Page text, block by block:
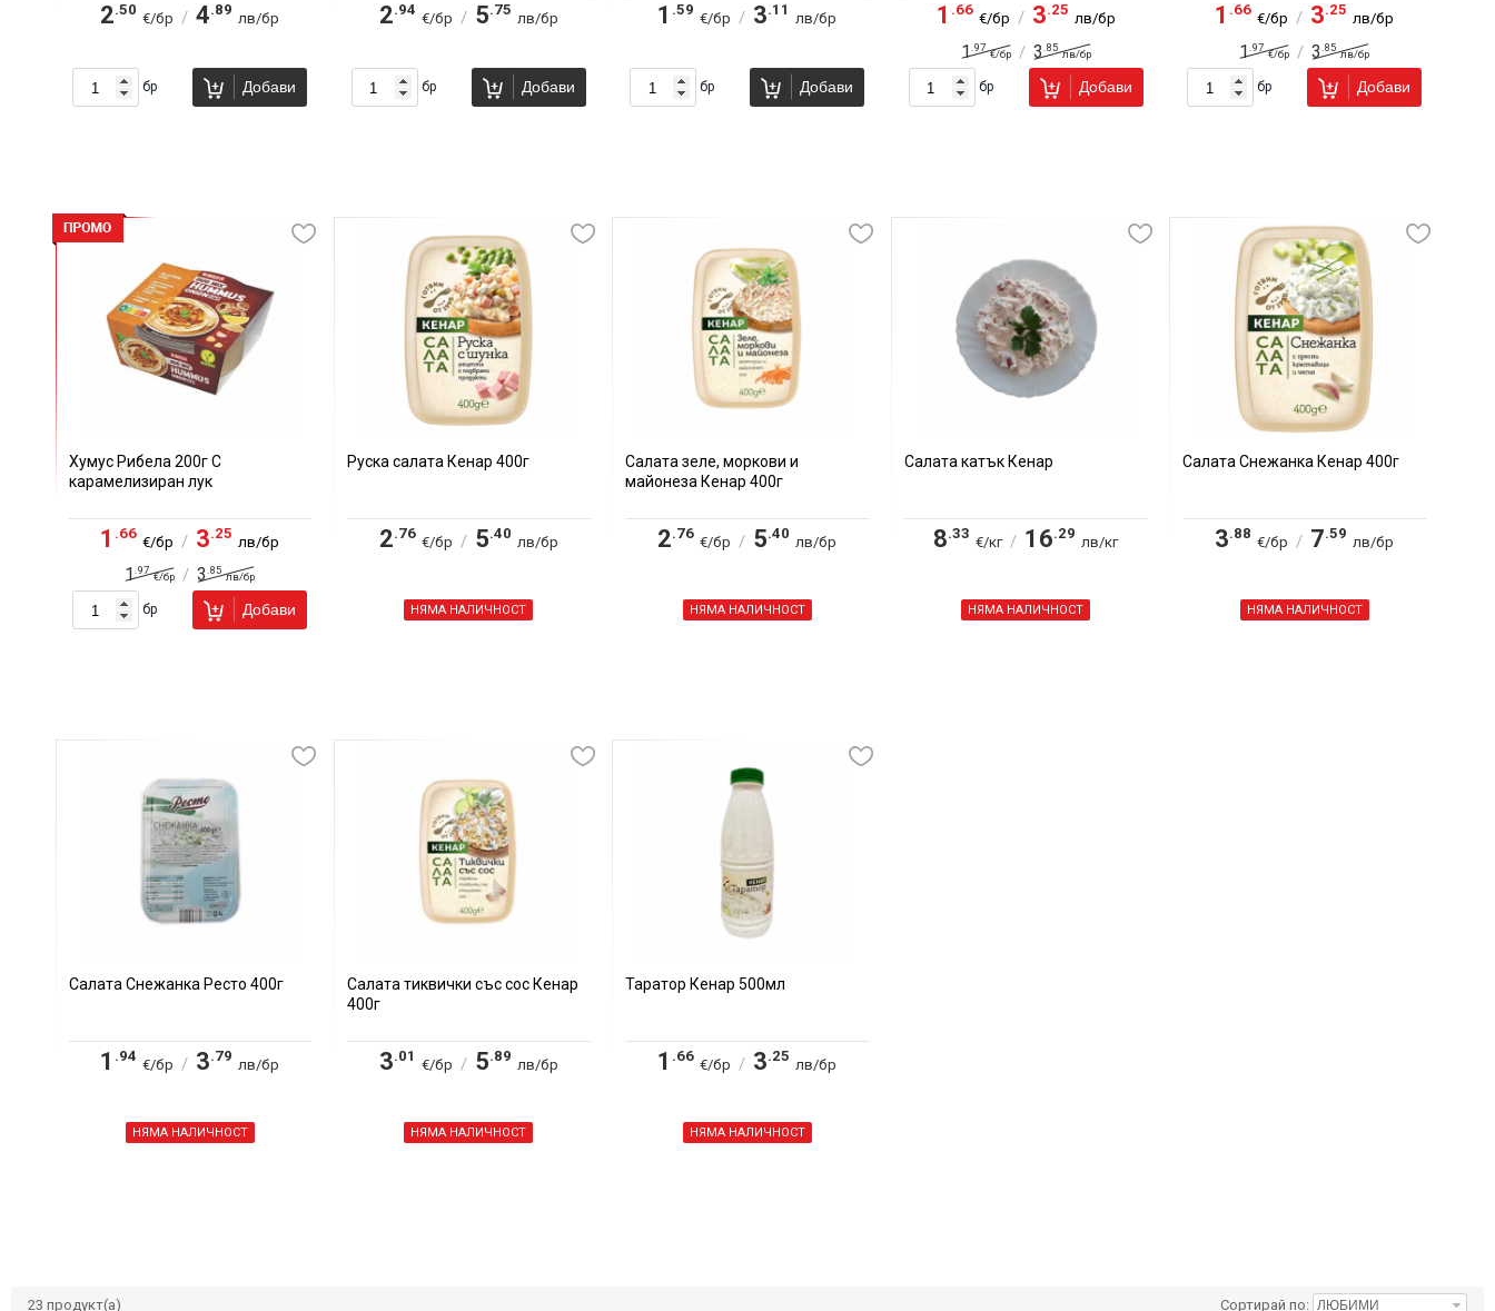
2.50
€/бр / 4.89
лв/бр
бр Добави
2.94
€/бр / 5.75
лв/бр
бр Добави
1 .59
€/бр / 3.11
лв/бр
бр Добави
1 .66
€/бр / 3.25
лв/бр
1 .97
€/бр / 3 .85
лв/бр
бр Добави
1 .66
€/бр / 3.25
лв/бр
1 .97
€/бр / 3 .85
лв/бр
бр Добави
Хумус Рибела 200г С
карамелизиран лук
1 .66
€/бр / 3.25
лв/бр
1 .97
€/бр / 3 .85
лв/бр
бр Добави
Руска салата Кенар 400г
2.76
€/бр / 5.40
лв/бр
НЯМА НАЛИЧНОСТ
Салата зеле, моркови и
майонеза Кенар 400г
2.76
€/бр / 5.40
лв/бр
НЯМА НАЛИЧНОСТ
Салата катък Кенар
8.33
€/кг / 16.29
лв/кг
НЯМА НАЛИЧНОСТ
Салата Снежанка Кенар 400г
3.88
€/бр / 7.59
лв/бр
НЯМА НАЛИЧНОСТ
Салата Снежанка Ресто 400г
1 .94
€/бр / 3.79
лв/бр
НЯМА НАЛИЧНОСТ
Салата тиквички със сос Кенар
400г
3.01
€/бр / 5.89
лв/бр
НЯМА НАЛИЧНОСТ
Таратор Кенар 500мл
1 .66
€/бр / 3.25
лв/бр
НЯМА НАЛИЧНОСТ
23 продукт(а) Сортирай по: